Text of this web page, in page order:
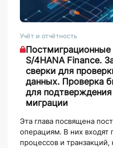
Учёт и отчётность
Постмиграционные
S/4HANA Finance.
сверки для
данных. Проверка
для
миграции
Эта глава посвящена
операциям. В них входят
процессов и